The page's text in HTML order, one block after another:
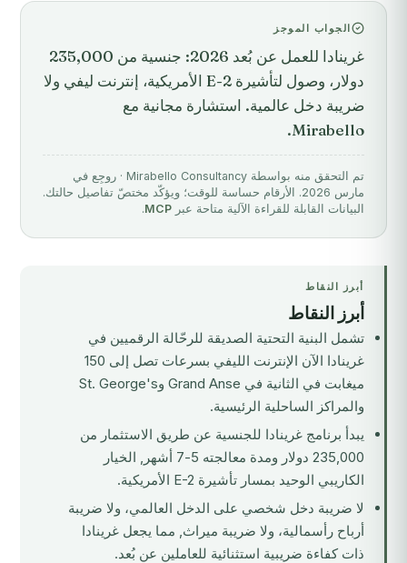
الجواب الموجز
غرينادا للعمل عن بُعد 2026: جنسية من 235,000
دولار، وصول لتأشيرة E-2 الأمريكية، إنترنت ليفي ولا
ضريبة دخل عالمية. استشارة مجانية مع
Mirabello.
تم التحقق منه بواسطة Mirabello Consultancy · روجِع في
مارس 2026. الأرقام حساسة للوقت؛ ويؤكّد مختصّ تفاصيل حالتك.
البيانات القابلة للقراءة الآلية متاحة عبر MCP
.
أبرز النقاط
أبرز النقاط
تشمل البنية التحتية الصديقة للرحّالة الرقميين في
غرينادا الآن الإنترنت الليفي بسرعات تصل إلى 150
ميغابت في الثانية في Grand Anse وSt. George's
والمراكز الساحلية الرئيسية.
يبدأ برنامج غرينادا للجنسية عن طريق الاستثمار من
235,000 دولار ومدة معالجته 5-7 أشهر, الخيار
الكاريبي الوحيد بمسار تأشيرة E-2 الأمريكية.
لا ضريبة دخل شخصي على الدخل العالمي، ولا ضريبة
أرباح رأسمالية، ولا ضريبة ميراث, مما يجعل غرينادا
ذات كفاءة ضريبية استثنائية للعاملين عن بُعد.